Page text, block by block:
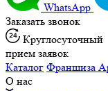
WhatsApp
Заказать звонок
Круглосуточный
прием заявок
Каталог Франшиза
О нас